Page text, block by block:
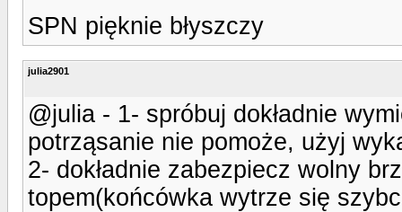
SPN pięknie błyszczy
julia2901
@julia - 1- spróbuj dokładnie
potrząsanie nie pomoże, użyj
2- dokładnie zabezpiecz wolny
topem(końcówka wytrze się